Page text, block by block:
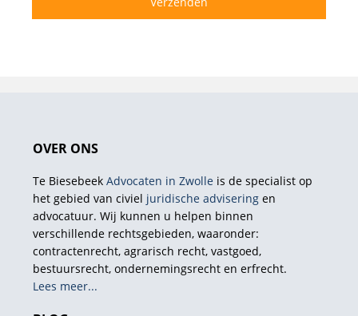
OVER ONS
Te Biesebeek Advocaten in Zwolle is de specialist op
het gebied van civiel juridische adviseringen
advocatuur. Wij kunnen u helpen binnen
verschillende rechtsgebieden, waaronder:
contractenrecht, agrarisch recht, vastgoed,
bestuursrecht, ondernemingsrecht en erfrecht.
Lees meer...